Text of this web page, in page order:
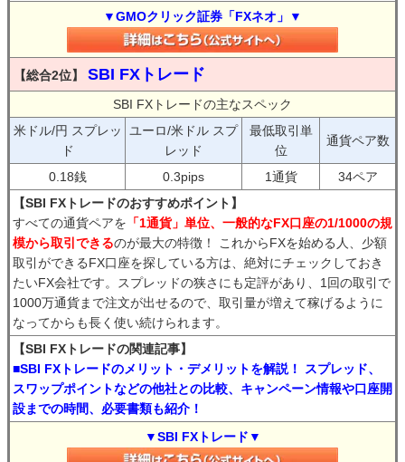
▼GMOクリック証券「FXネオ」▼
【総合2位】 SBI FXトレード
SBI FXトレードの主なスペック
米ドル/円 スプレッ
ド
ユーロ/米ドル スプ
レッド
最低取引単
位
通貨ペア数
0.18銭 0.3pips 1通貨
34ペア
【SBI FXトレードのおすすめポイント】
すべての通貨ペアを 「1通貨」単位、一般的なFX口座の1/1000の規
模から取引できるのが最大の特徴！ これからFXを始める人、少額
取引ができるFX口座を探している方は、絶対にチェックしておき
たいFX会社です。スプレッドの狭さにも定評があり、1回の取引で
1000万通貨まで注文が出せるので、取引量が増えて稼げるように
なってからも長く使い続けられます。
【SBI FXトレードの関連記事】
■SBI FXトレードのメリット・デメリットを解説！ スプレッド、
スワップポイントなどの他社との比較、キャンペーン情報や口座開
設までの時間、必要書類も紹介！
▼SBI FXトレード▼